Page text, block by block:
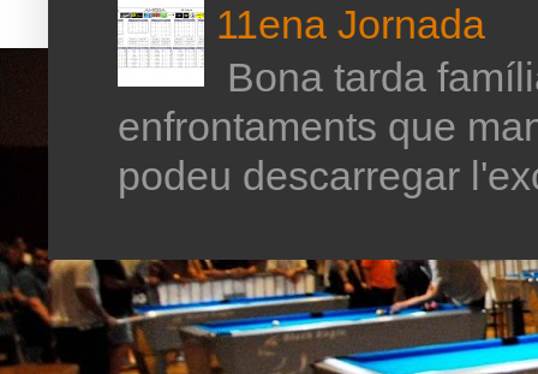
11ena Jornada
Bona tarda
enfrontaments que
podeu descarregar